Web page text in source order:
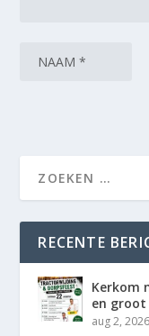
RECENTE
Kerkom
en
aug 2, 2026